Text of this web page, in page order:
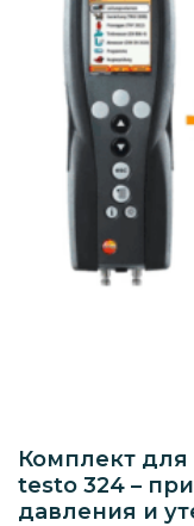
Комплект для
testo 324 –
давления и